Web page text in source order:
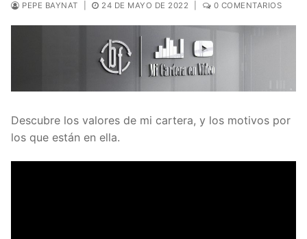
PEPE BAYNAT 24 DE MAYO DE 2022 0 COMENTARIOS
Descubre los valores de mi cartera, y los motivos por
los que están en ella.